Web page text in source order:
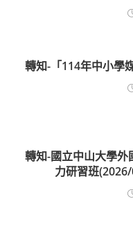
轉知-「114年中小學
轉知-國立中山大學
力研習班